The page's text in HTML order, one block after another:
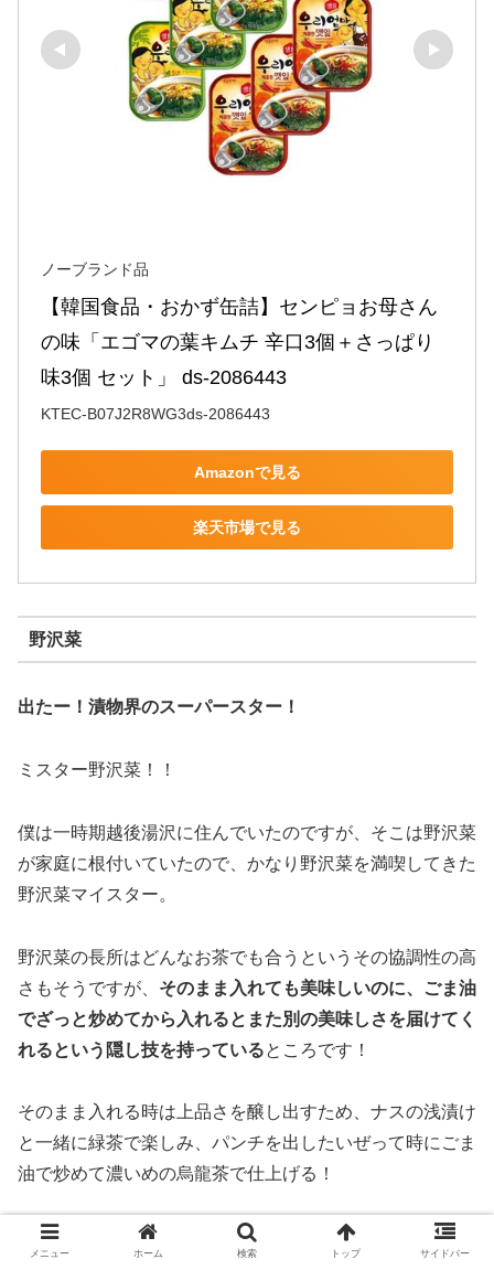
ノーブランド品
【韓国食品・おかず缶詰】センピョお母さん
の味「エゴマの葉キムチ 辛口3個＋さっぱり
味3個 セット」 ds-2086443
KTEC-B07J2R8WG3ds-2086443
Amazonで見る
楽天市場で見る
野沢菜
出たー！漬物界のスーパースター！
ミスター野沢菜！！
僕は一時期越後湯沢に住んでいたのですが、そこは野沢菜
が家庭に根付いていたので、かなり野沢菜を満喫してきた
野沢菜マイスター。
野沢菜の長所はどんなお茶でも合うというその協調性の高
さもそうですが、 そのまま入れても美味しいのに、ごま油
でざっと炒めてから入れるとまた別の美味しさを届けてく
れるという隠し技を持っているところです！
そのまま入れる時は上品さを醸し出すため、ナスの浅漬け
と一緒に緑茶で楽しみ、パンチを出したいぜって時にごま
油で炒めて濃いめの烏龍茶で仕上げる！
ちょっと書きながら思い出しただけでもよだれが…！
メニュー ホーム 検索 トップ サイドバー